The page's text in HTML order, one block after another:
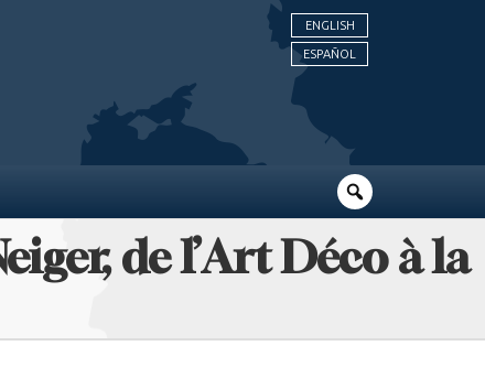
ENGLISH
ESPAÑOL
de l’Art Déco à la